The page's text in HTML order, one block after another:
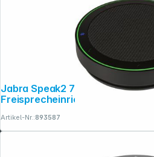
Jabra Speak2 75 MS USB-A /
Freisprecheinrichtung Bluetooth
Artikel-Nr.:893587
Copyright © 2001 - 2026 dexxIT.